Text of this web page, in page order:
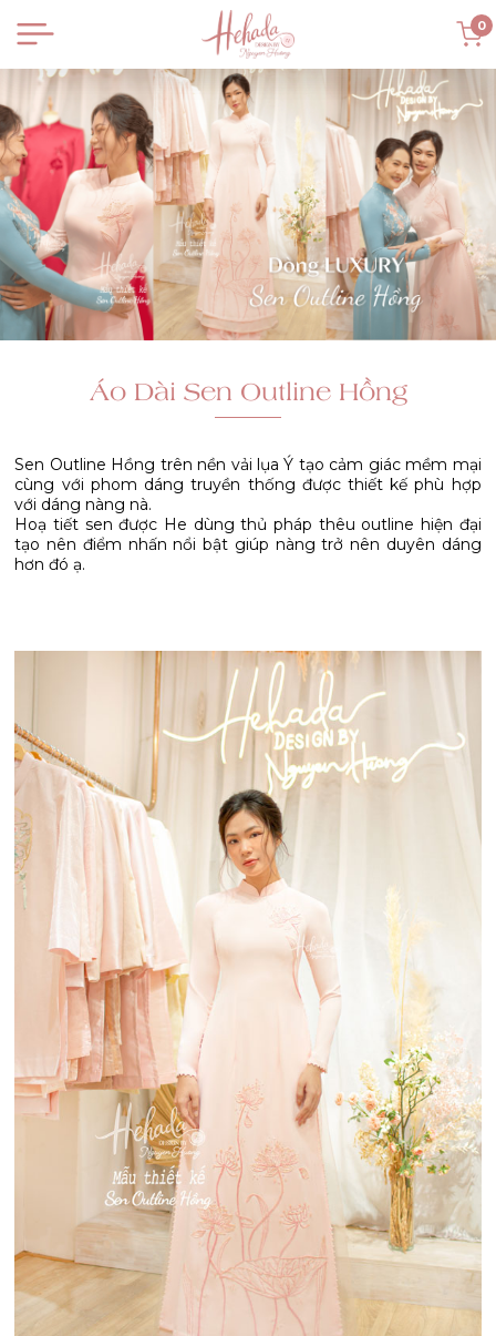
0
Áo Dài Sen Outline Hồng
Sen Outline Hồng trên nền vải lụa Ý tạo cảm giác mềm mại
cùng với phom dáng truyền thống được thiết kế phù hợp
với dáng nàng nà.
Hoạ tiết sen được He dùng thủ pháp thêu outline hiện đại
tạo nên điểm nhấn nổi bật giúp nàng trở nên duyên dáng